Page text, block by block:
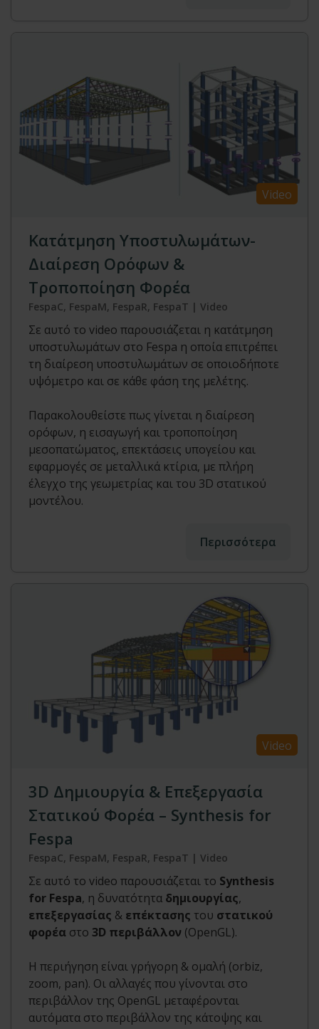
Video
Κατάτμηση Υποστυλωμάτων-
Διαίρεση Ορόφων &
Τροποποίηση Φορέα
FespaC, FespaM, FespaR, FespaT | Video
Σε αυτό το video παρουσιάζεται η κατάτμηση
υποστυλωμάτων στο Fespa η οποία επιτρέπει
τη διαίρεση υποστυλωμάτων σε οποιοδήποτε
υψόμετρο και σε κάθε φάση της μελέτης.
Παρακολουθείστε πως γίνεται η διαίρεση
ορόφων, η εισαγωγή και τροποποίηση
μεσοπατώματος, επεκτάσεις υπογείου και
εφαρμογές σε μεταλλικά κτίρια, με πλήρη
έλεγχο της γεωμετρίας και του 3D στατικού
μοντέλου.
Περισσότερα
Video
3D Δημιουργία & Επεξεργασία
Στατικού Φορέα – Synthesis for
Fespa
FespaC, FespaM, FespaR, FespaT | Video
Σε αυτό το video παρουσιάζεται το Synthesis
for Fespa, η δυνατότητα δημιουργίας,
επεξεργασίας & επέκτασης του στατικού
φορέα στο 3D περιβάλλον (OpenGL).
Η περιήγηση είναι γρήγορη & ομαλή (orbiz,
zoom, pan). Οι αλλαγές που γίνονται στο
περιβάλλον της OpenGL μεταφέρονται
αυτόματα στο περιβάλλον της κάτοψης και